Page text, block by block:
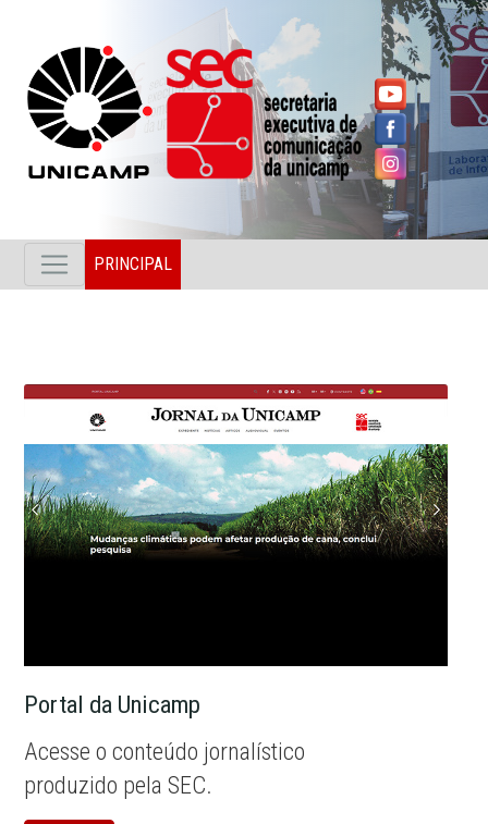
PRINCIPAL
Portal da Unicamp
Acesse o conteúdo jornalístico
produzido pela SEC.